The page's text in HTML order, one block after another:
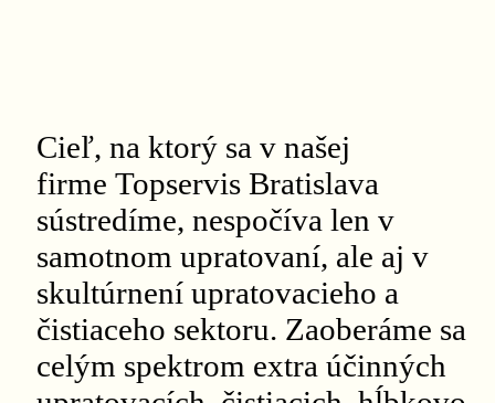
Cieľ, na ktorý sa v našej
firme Topservis Bratislava
sústredíme, nespočíva len v
samotnom upratovaní, ale aj v
skultúrnení upratovacieho a
čistiaceho sektoru. Zaoberáme sa
celým spektrom extra účinných